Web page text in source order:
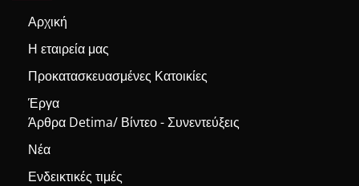
Αρχική
Η εταιρεία μας
Προκατασκευασμένες Κατοικίες
Έργα
Άρθρα Detima/ Βίντεο - Συνεντεύξεις
Νέα
Ενδεικτικές τιμές